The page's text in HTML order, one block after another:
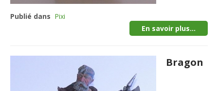
Publié dans Pixi
En savoir plus...
Bragon